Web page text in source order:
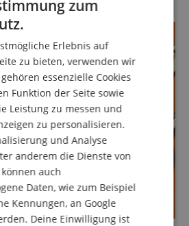
FRENCH
ITALIAN
SPANISH
zum
Erlebnis auf
zu bieten, verwenden wir
essenzielle Cookies
Funktion der Seite sowie
Leistung zu messen und
zu personalisieren.
und Analyse
anderem die Dienste von
auch
Daten, wie zum Beispiel
Kennungen, an Google
Deine Einwilligung ist